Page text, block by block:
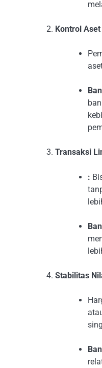
Kontrol Aset
Transaksi
:
Stabilitas